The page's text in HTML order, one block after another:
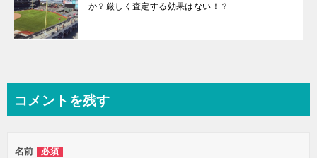
か？厳しく査定する効果はない！？
コメントを残す
名前 必須